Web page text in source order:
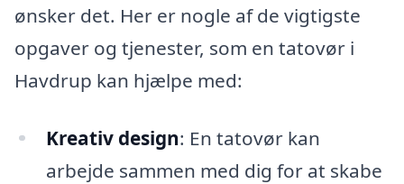
ønsker det. Her er nogle af de vigtigste
opgaver og tjenester, som en tatovør i
Havdrup kan hjælpe med:
Kreativ design: En tatovør kan
arbejde sammen med dig for at skabe